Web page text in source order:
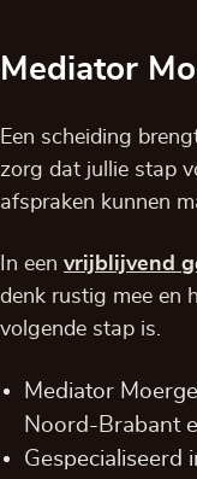
Mediator
Een scheiding
zorg dat jullie stap
afspraken kunnen
In een vrijblijvend
denk rustig mee en
volgende stap is.
Mediator
Noord-Brabant
Gespecialiseerd